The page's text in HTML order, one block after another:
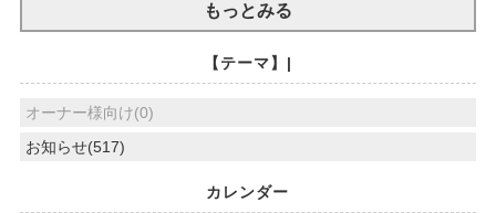
もっとみる
【テーマ】|
オーナー様向け(0)
お知らせ(517)
カレンダー